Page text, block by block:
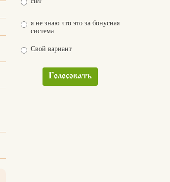
я не знаю что это за бонусная
система
Свой вариант
Голосовать